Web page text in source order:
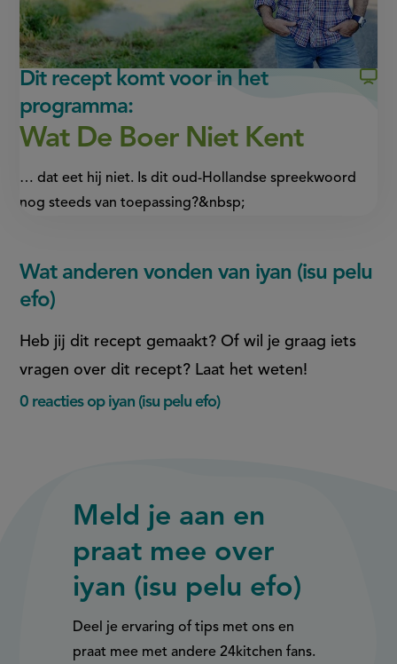
externe
link)
externe
link)
Dit recept komt voor in het
programma:
Wat De Boer Niet Kent
… dat eet hij niet. Is dit oud-Hollandse spreekwoord
nog steeds van toepassing?&nbsp;
Wat anderen vonden van iyan (isu pelu
efo)
Heb jij dit recept gemaakt? Of wil je graag iets
vragen over dit recept? Laat het weten!
0 reacties op iyan (isu pelu efo)
Meld je aan en
praat mee over
iyan (isu pelu efo)
Deel je ervaring of tips met ons en
praat mee met andere 24kitchen fans.